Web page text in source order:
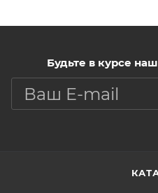
сбалансированной и
обеспечивает ее быстрое
Будьте в курсе